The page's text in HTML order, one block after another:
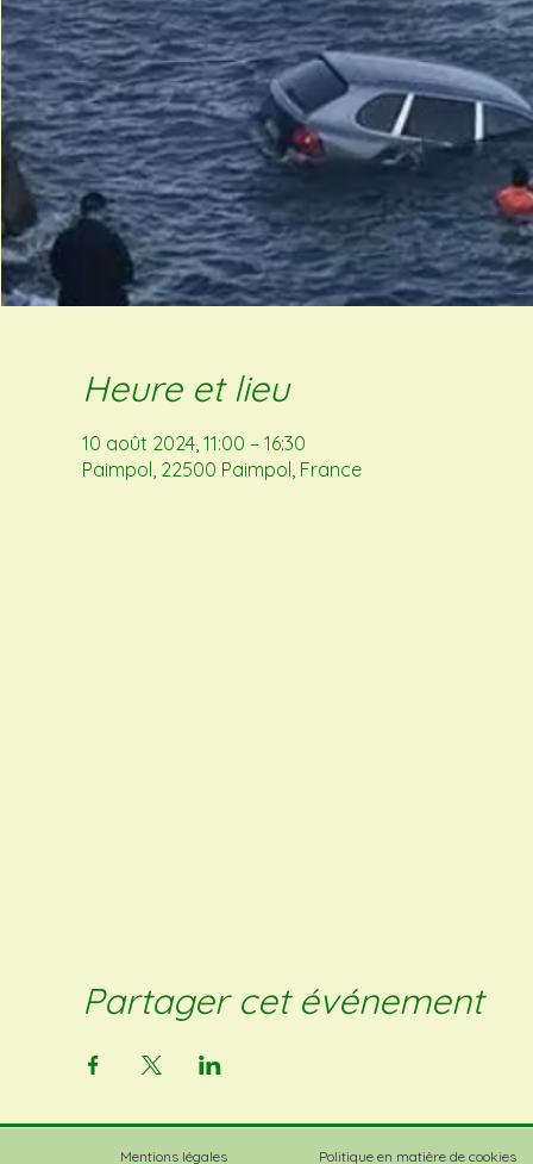
Heure et lieu
10 août 2024, 11:00 – 16:30
Paimpol, 22500 Paimpol, France
Partager cet événement
Mentions légales Politique en matière de cookies